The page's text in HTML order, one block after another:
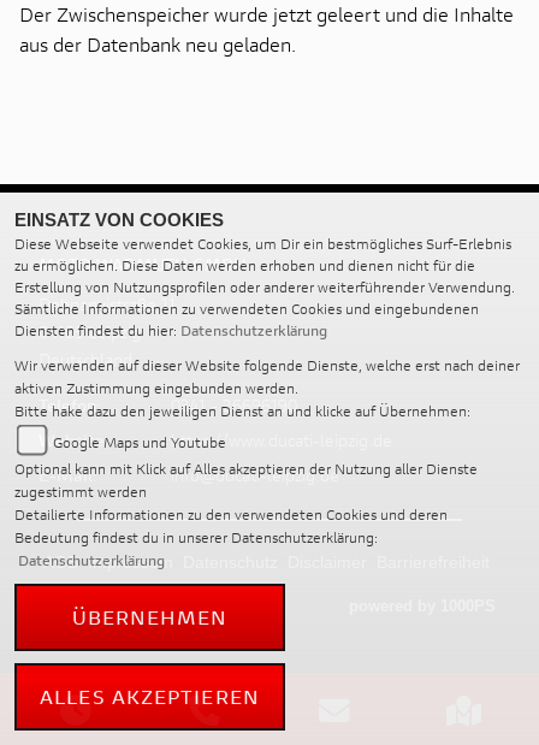
Der Zwischenspeicher wurde jetzt geleert und die Inhalte
aus der Datenbank neu geladen.
MOTO WARMUTH GMBH
Dohnanyistraße 11
04103 Leipzig
Deutschland
Telefon:
0341 - 26696190
Website:
https://www.ducati-leipzig.de
E-Mail:
info@ducati-leipzig.de
AGB Impressum
EINSATZ VON COOKIES
Diese Webseite verwendet Cookies, um Dir ein bestmögliches Surf-Erlebnis
zu ermöglichen. Diese Daten werden erhoben und dienen nicht für die
Erstellung von Nutzungsprofilen oder anderer weiterführender Verwendung.
Sämtliche Informationen zu verwendeten Cookies und eingebundenen
Diensten findest du hier: Datenschutzerklärung
Wir verwenden auf dieser Website folgende Dienste, welche erst nach deiner
aktiven Zustimmung eingebunden werden.
Bitte hake dazu den jeweiligen Dienst an und klicke auf Übernehmen:
Google Maps und Youtube
Optional kann mit Klick auf Alles akzeptieren der Nutzung aller Dienste
zugestimmt werden
Detailierte Informationen zu den verwendeten Cookies und deren
Bedeutung findest du in unserer Datenschutzerklärung:
Datenschutzerklärung
ÜBERNEHMEN
ALLES AKZEPTIEREN